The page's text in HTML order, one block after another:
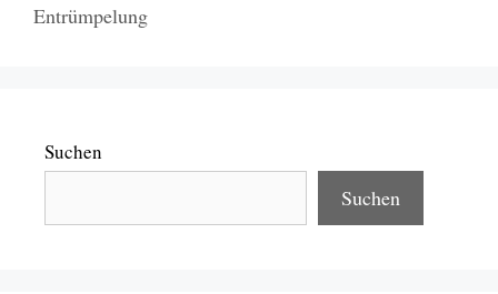
Entrümpelung
Suchen
Suchen